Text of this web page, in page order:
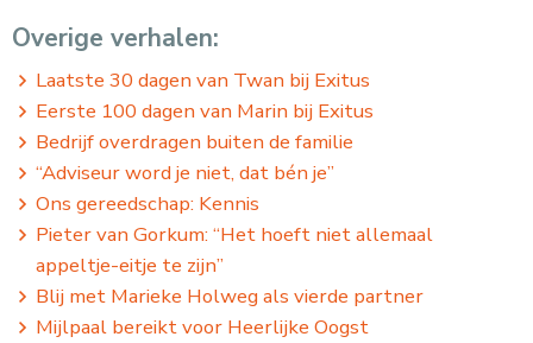
Overige verhalen:
Laatste 30 dagen van Twan bij Exitus
Eerste 100 dagen van Marin bij Exitus
Bedrijf overdragen buiten de familie
“Adviseur word je niet, dat bén je”
Ons gereedschap: Kennis
Pieter van Gorkum: “Het hoeft niet allemaal
appeltje-eitje te zijn”
Blij met Marieke Holweg als vierde partner
Mijlpaal bereikt voor Heerlijke Oogst